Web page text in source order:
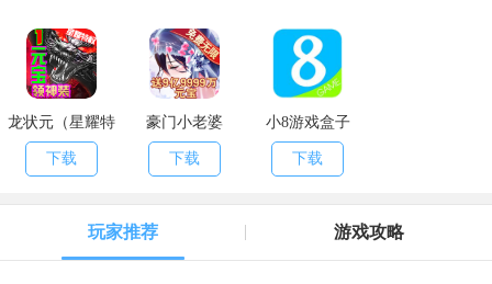
龙状元（星耀特
权）
下载
豪门小老婆
（GM版）
下载
小8游戏盒子
下载
玩家推荐 游戏攻略